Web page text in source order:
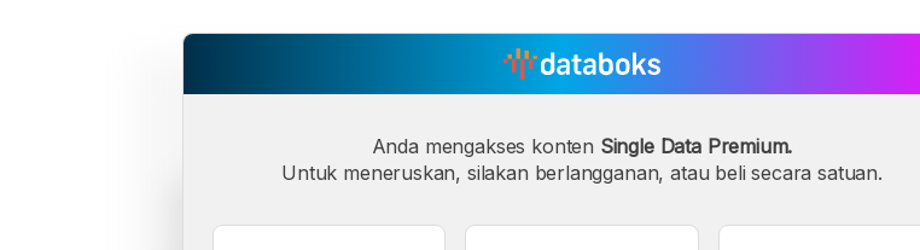
Anda mengakses konten Single Data Premium.
Untuk meneruskan, silakan berlangganan, atau beli secara satuan.